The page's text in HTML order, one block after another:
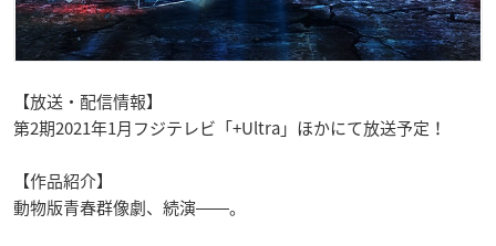
【放送・配信情報】
第2期2021年1月フジテレビ「+Ultra」ほかにて放送予定！
【作品紹介】
動物版青春群像劇、続演――。